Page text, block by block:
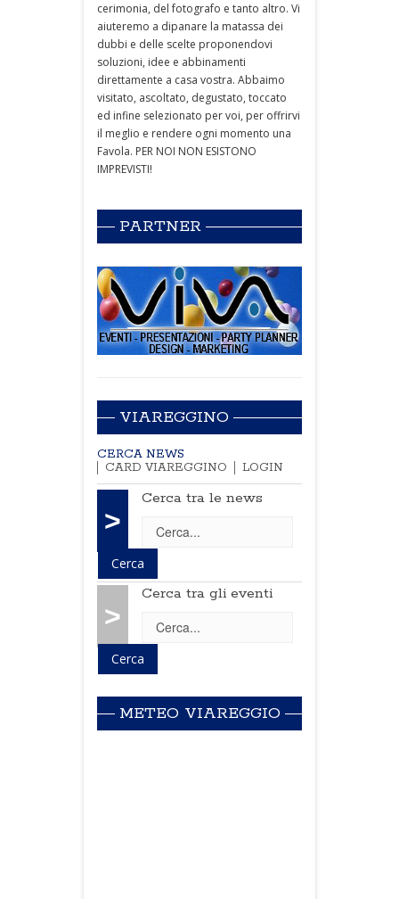
cerimonia, del fotografo e tanto altro. Vi
aiuteremo a dipanare la matassa dei
dubbi e delle scelte proponendovi
soluzioni, idee e abbinamenti
direttamente a casa vostra. Abbaimo
visitato, ascoltato, degustato, toccato
ed infine selezionato per voi, per offrirvi
il meglio e rendere ogni momento una
Favola. PER NOI NON ESISTONO
IMPREVISTI!
PARTNER
VIAREGGINO
CERCA NEWS
CARD VIAREGGINO
LOGIN
>
Cerca tra le news
>
Cerca tra gli eventi
METEO VIAREGGIO